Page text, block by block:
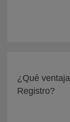
¿Qué
Registro?